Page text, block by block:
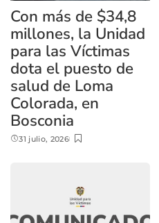
Con más de $34,8
millones, la Unidad
para las Víctimas
dota el puesto de
salud de Loma
Colorada, en
Bosconia
31 julio, 2026